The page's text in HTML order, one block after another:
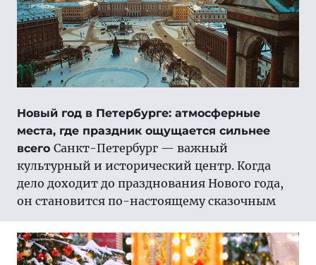
Новый год в Петербурге: атмосферные
места, где праздник ощущается сильнее
всего Санкт-Петербург — важный
культурный и исторический центр. Когда
дело доходит до празднования Нового года,
он становится по-настоящему сказочным